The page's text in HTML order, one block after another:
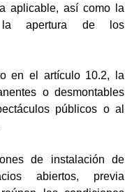
aplicable, así como la
la apertura de los
en el artículo 10.2, la
o desmontables
públicos o al
de instalación de
abiertos, previa